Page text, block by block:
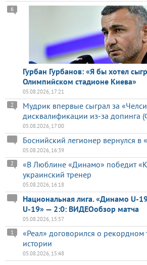
Гурбан Гурбанов: «Я бы хотел
Олимпийском стадионе Киева»
6
05.08.2026, 17:21
Мудрик впервые сыграл за
дисквалификации из-за допинга
2
05.08.2026, 17:00
Боснийский легионер вернулся в
05.08.2026, 16:39
«В Люблине «Динамо» победит
украинский тренер
2
05.08.2026, 16:18
Национальная лига. «Динамо U-
U-19» — 2:0: ВИДЕОобзор матча
05.08.2026, 15:57
«Реал» договорился о рекордном
истории
1
05.08.2026, 15:48